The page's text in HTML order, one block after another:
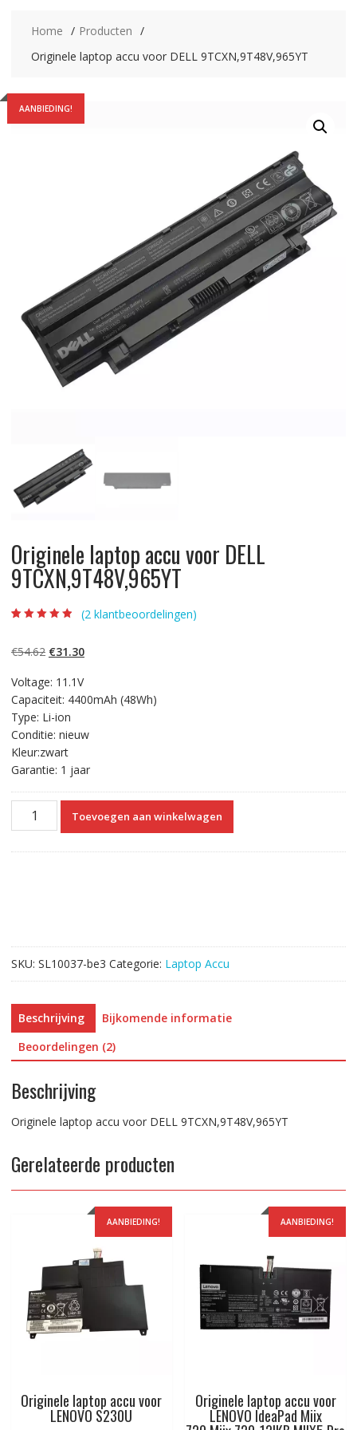
Home
Producten
Originele laptop accu voor DELL 9TCXN,9T48V,965YT
AANBIEDING!
Originele laptop accu voor DELL
9TCXN,9T48V,965YT
gebaseerd op
klantbeoordelin
(2 klantbeoordelingen)
€54.62 Oorspronkelijke
was:
€54.62.
€31.30Huidige
€31.30.
Voltage: 11.1V
Capaciteit: 4400mAh (48Wh)
Type: Li-ion
Conditie: nieuw
Kleur:zwart
Garantie: 1 jaar
Originele
Toevoegen aan winkelwagen
SKU: SL10037-be3 Categorie: Laptop Accu
Beschrijving
Bijkomende informatie
Beoordelingen (2)
Beschrijving
Originele laptop accu voor DELL 9TCXN,9T48V,965YT
Gerelateerde producten
AANBIEDING!
Originele laptop accu voor
LENOVO S230U
AANBIEDING!
Originele laptop accu voor
LENOVO IdeaPad Miix